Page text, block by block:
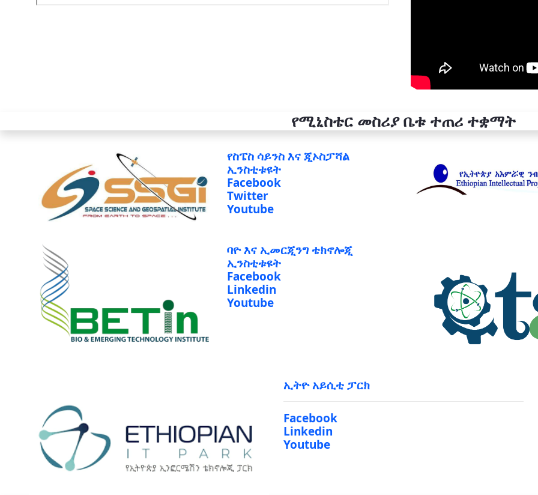
የሚኒስቴር መስሪያ ቤቱ ተጠሪ ተቋማት
የስፔስ ሳይንስ እና ጂኦስፓሻል
ኢንስቲቱዩት
Facebook
Twitter
Youtube
ባዮ እና ኢመርጂንግ ቴክኖሎጂ
ኢንስቲቱዩት
Facebook
Linkedin
Youtube
ኢትዮ አይሲቲ ፓርክ
Facebook
Linkedin
Youtube